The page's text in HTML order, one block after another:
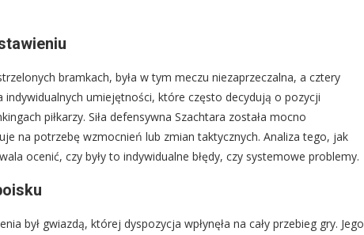
bramkach, była w tym meczu niezaprzeczalna, a cztery
indywidualnych umiejętności, które często decydują o pozycji
piłkarzy. Siła defensywna Szachtara została mocno
na potrzebę wzmocnień lub zmian taktycznych. Analiza tego, jak
ocenić, czy były to indywidualne błędy, czy systemowe problemy.
był gwiazdą, której dyspozycja wpłynęła na cały przebieg gry. Jego